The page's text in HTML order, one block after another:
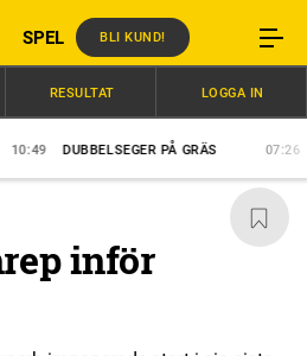
SPEL BLI KUND!
DUBBELSEGER PÅ GRÄS 07:26
RESULTAT LOGGA IN
inför